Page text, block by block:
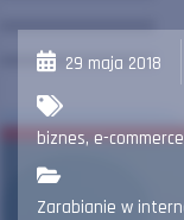
29 maja 2018
biznes, e-commerce
Zarabianie w